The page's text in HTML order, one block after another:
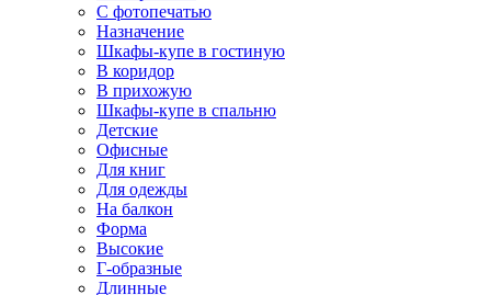
С фотопечатью
Назначение
Шкафы-купе в гостиную
В коридор
В прихожую
Шкафы-купе в спальню
Детские
Офисные
Для книг
Для одежды
На балкон
Форма
Высокие
Г-образные
Длинные